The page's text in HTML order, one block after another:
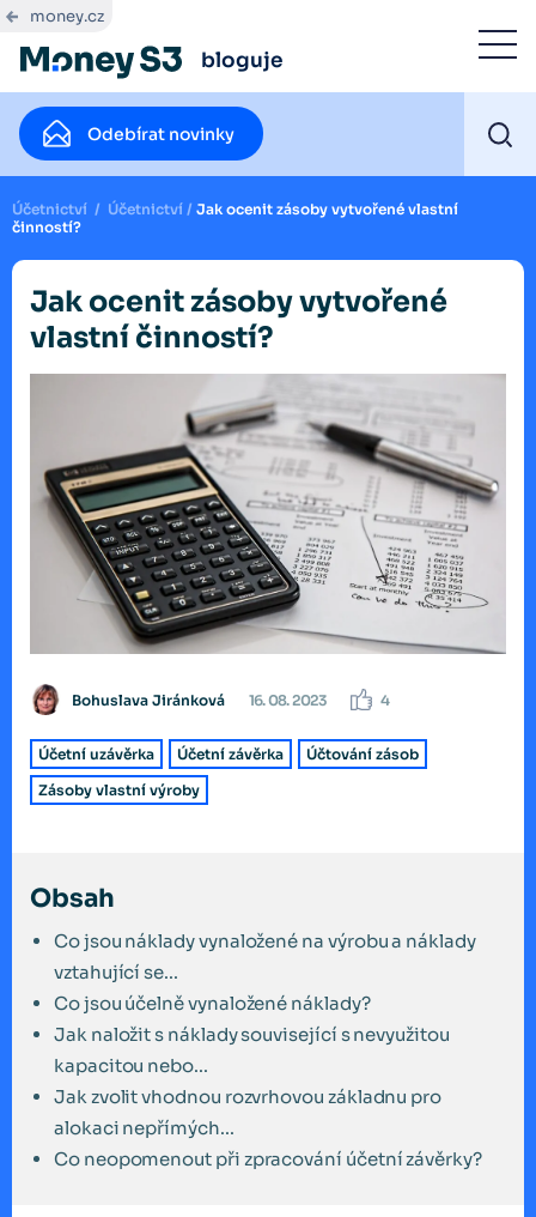
money.cz
bloguje
Odebírat novinky
Účetnictví / Účetnictví / Jak ocenit zásoby vytvořené vlastní
činností?
Jak ocenit zásoby vytvořené
vlastní činností?
Bohuslava Jiránková 16. 08. 2023 4
Účetní uzávěrka Účetní závěrka
Účtování zásob
Zásoby vlastní výroby
Obsah
Co jsou náklady vynaložené na výrobu a náklady
vztahující se...
Co jsou účelně vynaložené náklady?
Jak naložit s náklady související s nevyužitou
kapacitou nebo...
Jak zvolit vhodnou rozvrhovou základnu pro
alokaci nepřímých...
Co neopomenout při zpracování účetní závěrky?